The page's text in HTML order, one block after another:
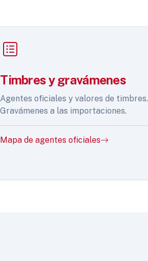
Timbres y gravámenes
Agentes oficiales y valores de timbres.
Gravámenes a las importaciones.
Mapa de agentes oficiales